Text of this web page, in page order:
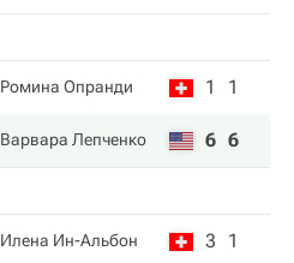
Ромина Опранди 1 1
Варвара Лепченко 6 6
Илена Ин-Альбон 3 1